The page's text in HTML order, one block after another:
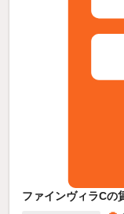
ファインヴィラCの